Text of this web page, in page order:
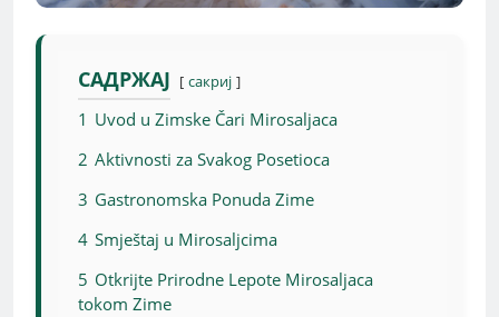
САДРЖАЈ сакриј
1 Uvod u Zimske Čari Mirosaljaca
2 Aktivnosti za Svakog Posetioca
3 Gastronomska Ponuda Zime
4 Smještaj u Mirosaljcima
5 Otkrijte Prirodne Lepote Mirosaljaca
tokom Zime